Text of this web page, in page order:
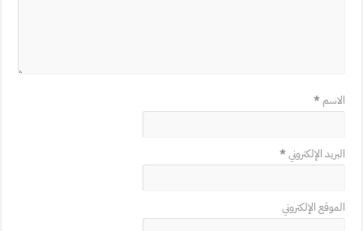
الاسم*
البريد الإلكتروني*
الموقع الإلكتروني